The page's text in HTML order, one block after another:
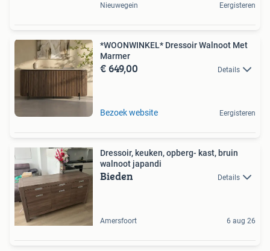
Nieuwegein Eergisteren
*WOONWINKEL* Dressoir Walnoot Met
Marmer
€ 649,00 Details
Bezoek website Eergisteren
Dressoir, keuken, opberg- kast, bruin
walnoot japandi
Bieden Details
Amersfoort 6 aug 26